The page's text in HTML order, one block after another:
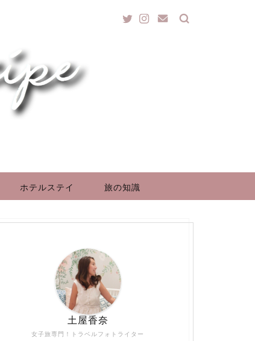
ホテルステイ 旅の知識
女子旅専門！トラベルフォトライター
土屋香奈